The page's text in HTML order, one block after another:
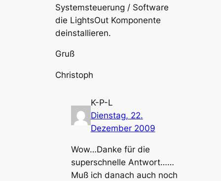
Systemsteuerung / Software
die LightsOut Komponente
deinstallieren.
Gruß
Christoph
K-P-L
Dienstag, 22.
Dezember 2009
Wow…Danke für die
superschnelle Antwort……
Muß ich danach auch noch